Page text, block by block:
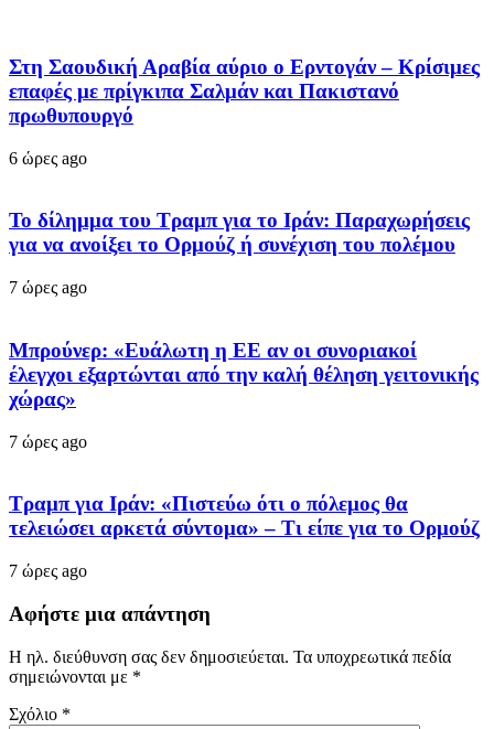
Στη Σαουδική Αραβία αύριο ο Ερντογάν – Κρίσιμες
επαφές με πρίγκιπα Σαλμάν και Πακιστανό
πρωθυπουργό
6 ώρες ago
Το δίλημμα του Τραμπ για το Ιράν: Παραχωρήσεις
για να ανοίξει το Ορμούζ ή συνέχιση του πολέμου
7 ώρες ago
Μπρούνερ: «Ευάλωτη η ΕΕ αν οι συνοριακοί
έλεγχοι εξαρτώνται από την καλή θέληση γειτονικής
χώρας»
7 ώρες ago
Τραμπ για Ιράν: «Πιστεύω ότι ο πόλεμος θα
τελειώσει αρκετά σύντομα» – Τι είπε για το Ορμούζ
7 ώρες ago
Αφήστε μια απάντηση
Η ηλ. διεύθυνση σας δεν δημοσιεύεται. Τα υποχρεωτικά πεδία
σημειώνονται με *
Σχόλιο *